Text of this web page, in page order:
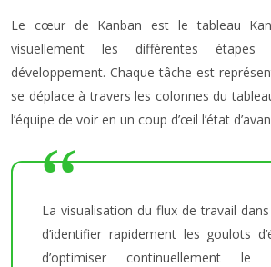
Le cœur de Kanban est le tableau
visuellement les différentes
développement. Chaque tâche est
se déplace à travers les colonnes du
l’équipe de voir en un coup d’œil l’état
La visualisation du flux de travail
d’identifier rapidement les goulots
d’optimiser continuellement le